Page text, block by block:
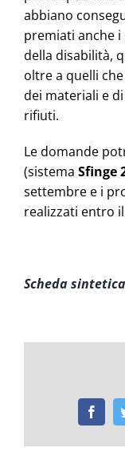
abbiano
premiati anche
della disabilità,
oltre a quelli
dei materiali e
rifiuti.
Le domande
(sistema Sfinge
settembre e i
realizzati entro il
Scheda